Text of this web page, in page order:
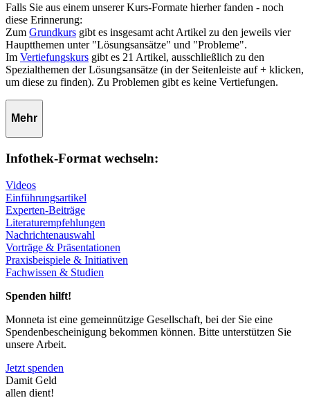
Falls Sie aus einem unserer Kurs-Formate hierher fanden - noch
diese Erinnerung:
Zum Grundkurs gibt es insgesamt acht Artikel zu den jeweils vier
Hauptthemen unter "Lösungsansätze" und "Probleme".
Im Vertiefungskurs gibt es 21 Artikel, ausschließlich zu den
Spezialthemen der Lösungsansätze (in der Seitenleiste auf + klicken,
um diese zu finden). Zu Problemen gibt es keine Vertiefungen.
Mehr
Infothek-Format wechseln:
Videos
Einführungsartikel
Experten-Beiträge
Literaturempfehlungen
Nachrichtenauswahl
Vorträge & Präsentationen
Praxisbeispiele & Initiativen
Fachwissen & Studien
Spenden hilft!
Monneta ist eine gemeinnützige Gesellschaft, bei der Sie eine
Spendenbescheinigung bekommen können. Bitte unterstützen Sie
unsere Arbeit.
Jetzt spenden
Damit Geld
allen dient!